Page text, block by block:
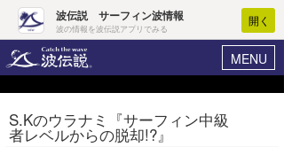
波伝説 サーフィン波情報
波の情報を波伝説アプリでみる
開く
MENU
ヘルプ マイホーム
ログイン
S.Kのウラナミ『サーフィン中級
者レベルからの脱却!?』
Core Surf Japan